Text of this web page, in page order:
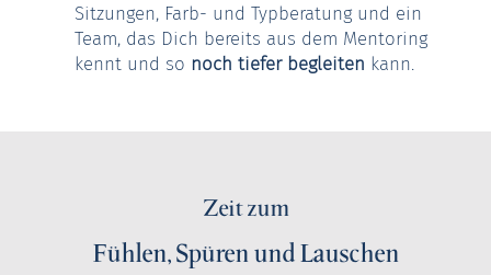
Sitzungen, Farb- und Typberatung und ein
Team, das Dich bereits aus dem Mentoring
kennt und so noch tiefer begleiten kann.
Zeit zum
Fühlen, Spüren und Lauschen